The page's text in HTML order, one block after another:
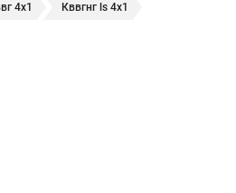
4х1 Кввгнг ls 4х1